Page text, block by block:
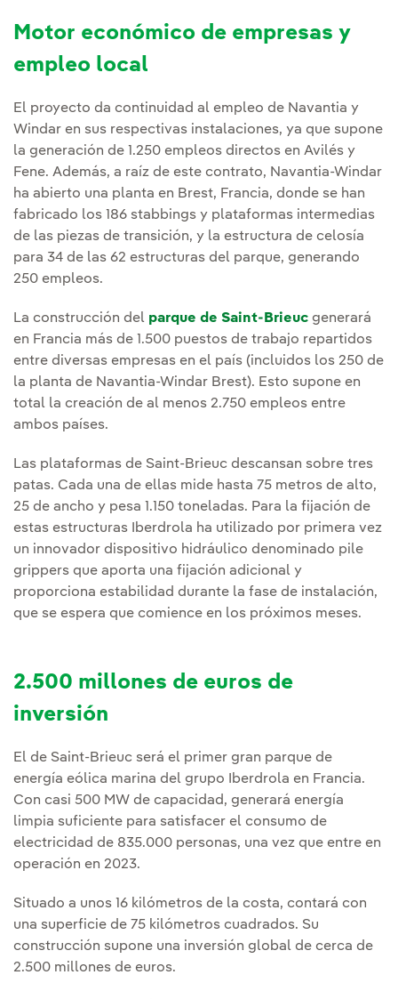
Motor económico de empresas y
empleo local
El proyecto da continuidad al empleo de Navantia y
Windar en sus respectivas instalaciones, ya que supone
la generación de 1.250 empleos directos en Avilés y
Fene. Además, a raíz de este contrato, Navantia-Windar
ha abierto una planta en Brest, Francia, donde se han
fabricado los 186 stabbings y plataformas intermedias
de las piezas de transición, y la estructura de celosía
para 34 de las 62 estructuras del parque, generando
250 empleos.
La construcción del parque de Saint-Brieuc generará
en Francia más de 1.500 puestos de trabajo repartidos
entre diversas empresas en el país (incluidos los 250 de
la planta de Navantia-Windar Brest). Esto supone en
total la creación de al menos 2.750 empleos entre
ambos países.
Las plataformas de Saint-Brieuc descansan sobre tres
patas. Cada una de ellas mide hasta 75 metros de alto,
25 de ancho y pesa 1.150 toneladas. Para la fijación de
estas estructuras Iberdrola ha utilizado por primera vez
un innovador dispositivo hidráulico denominado pile
grippers que aporta una fijación adicional y
proporciona estabilidad durante la fase de instalación,
que se espera que comience en los próximos meses.
2.500 millones de euros de
inversión
El de Saint-Brieuc será el primer gran parque de
energía eólica marina del grupo Iberdrola en Francia.
Con casi 500 MW de capacidad, generará energía
limpia suficiente para satisfacer el consumo de
electricidad de 835.000 personas, una vez que entre en
operación en 2023.
Situado a unos 16 kilómetros de la costa, contará con
una superficie de 75 kilómetros cuadrados. Su
construcción supone una inversión global de cerca de
2.500 millones de euros.